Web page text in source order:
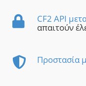
CF2 API
απαιτούν
Προστασία